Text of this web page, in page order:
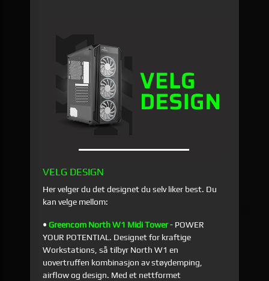
VELG DESIGN
Her velger du det designet du selv liker best. Du
kan velge mellom:
• Greencom North W1 Midi Tower- POWER
YOUR POTENTIAL. Designet for kraftige
Workstations, så tilbyr North W1 en
uovertruffen kombinasjon av støydemping,
airflow og design. Med et nettformet